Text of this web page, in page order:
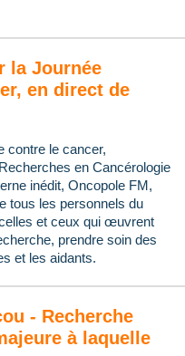
la Journée
en direct de
contre le cancer,
en Cancérologie
inédit, Oncopole FM,
tous les personnels du
et ceux qui œuvrent
prendre soin des
et les aidants.
- Recherche
à laquelle